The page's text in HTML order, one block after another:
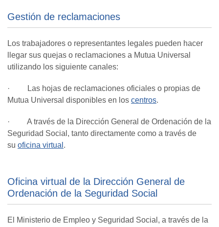
Gestión de reclamaciones
Los trabajadores o representantes legales pueden hacer
llegar sus quejas o reclamaciones a Mutua Universal
utilizando los siguiente canales:
· Las hojas de reclamaciones oficiales o propias de
Mutua Universal disponibles en los centros.
· A través de la Dirección General de Ordenación de la
Seguridad Social, tanto directamente como a través de
su oficina virtual .
Oficina virtual de la Dirección General de
Ordenación de la Seguridad Social
El Ministerio de Empleo y Seguridad Social, a través de la